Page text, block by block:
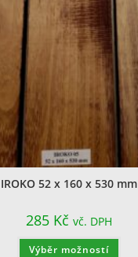
IROKO 52 x 160 x 530 mm
285 Kč vč. DPH
Výběr možností